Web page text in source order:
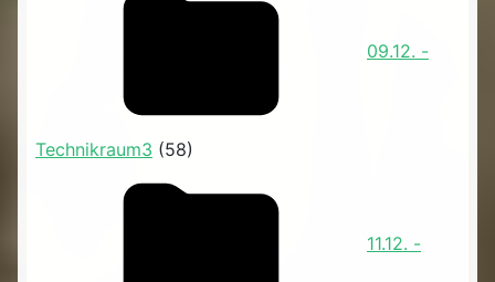
09.12. -
Technikraum3 (58)
11.12. -